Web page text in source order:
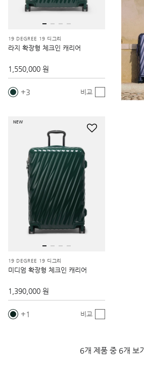
19 DEGREE 19 디그리
라지 확장형 체크인 캐리어
1,550,000 원
3 비교
NEW
19 DEGREE 19 디그리
미디엄 확장형 체크인 캐리어
1,390,000 원
1 비교
6개 제품 중 6개 보기